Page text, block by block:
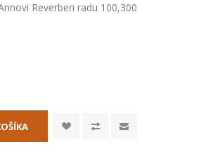
Reverberi radu 100,300